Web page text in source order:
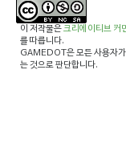
이 저작물은크리에이티브 커
를 따릅니다.
GAMEDOT은 모든 사용자가
는 것으로 판단합니다.